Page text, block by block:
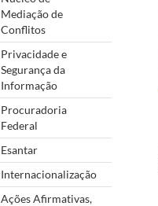
Mediação de
Conflitos
Privacidade e
Segurança da
Informação
Procuradoria
Federal
Esantar
Internacionalização
Ações Afirmativas,